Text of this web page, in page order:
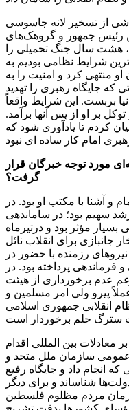
از تسخیر لانه جاسوسی
رئیس جمهور و گروهک‌های
هشت سال جنگ تحمیلی را
شرایط نظامی بودیم به
او منتهی کرد و امنیت را به
که جایگاه رهبری را تهدید
بربست. این شرایط واقعاً
بر او از پس آنها برآمد.
کردم تا یادآوری شود که
امام کار ساده ای
مورد توجه خبرگان قرار
گرفت؟
و آشنا با مکتب او بود. در
سهیم بود؛ در ساماندهی
مؤثر بود و درتیرماه
جانبازی برای انقلاب نائل
رزمنده با حضور در
پرداخته بود. در
عدم برخورداری از هیئت
پیرو ولی امر مسلمین و
انقلابی جمهوری اسلامی
بین المللی اقدام
عمومی سازمان ملل متحد و
انجام داد و جایگاه رفیع
شناساند و برای دیگر
آرمان مردم مظلوم فلسطین